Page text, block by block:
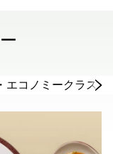
エコノミークラス